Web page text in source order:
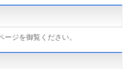
ージを御覧ください。